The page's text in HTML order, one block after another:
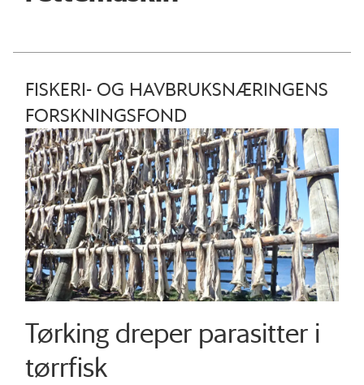
FISKERI- OG HAVBRUKSNÆRINGENS
FORSKNINGSFOND
Tørking dreper parasitter i
tørrfisk